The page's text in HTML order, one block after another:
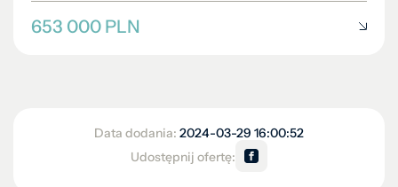
653 000 PLN
Data dodania: 2024-03-29 16:00:52
Udostępnij ofertę: